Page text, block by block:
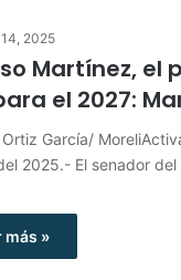
2025
Martínez, el
el 2027:
García/
2025.- El senador
más »